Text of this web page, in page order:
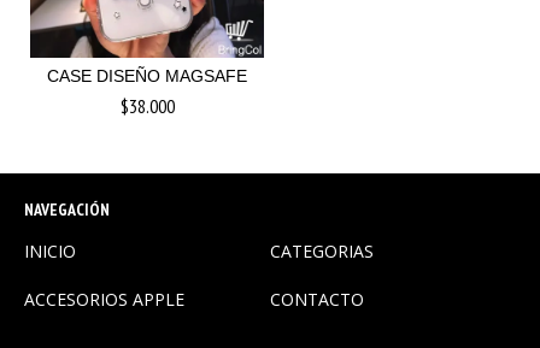
CASE DISEÑO MAGSAFE
$38.000
NAVEGACIÓN
INICIO CATEGORIAS
ACCESORIOS APPLE CONTACTO